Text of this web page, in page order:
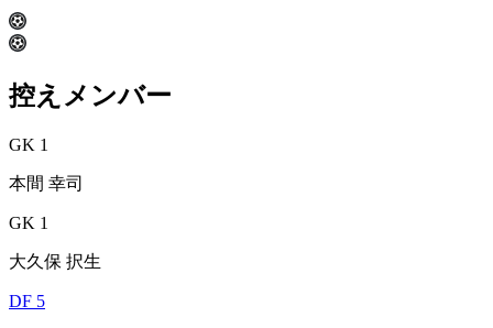
控えメンバー
GK 1
本間 幸司
GK 1
大久保 択生
DF 5